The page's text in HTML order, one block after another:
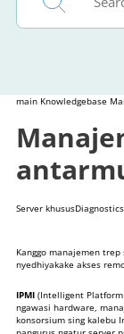
main Knowledgebase
Server khususDiagnostics
Kanggo manajemen trep
nyedhiyakake akses
IPMI (Intelligent
ngawasi hardware,
konsorsium sing kalebu